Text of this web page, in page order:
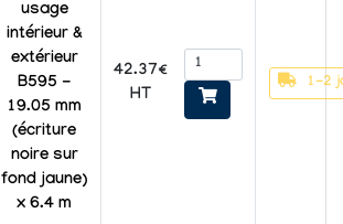
usage
intérieur &
extérieur
B595 -
19.05 mm
(écriture
noire sur
fond jaune)
x 6.4 m
42.37€
HT
1-2